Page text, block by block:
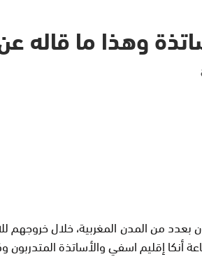
وهذا ما قاله
بعدد من المدن المغربية، خلال
أنكا إقليم اسفي والأساتذة